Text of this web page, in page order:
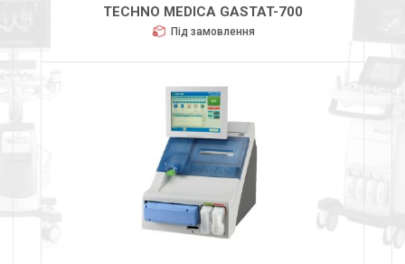
TECHNO MEDICA GASTAT-700
Під замовлення